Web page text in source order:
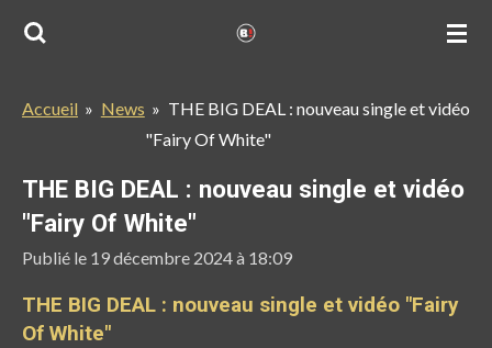
Passer
principal
Accueil » News » THE BIG DEAL : nouveau single et vidéo
"Fairy Of White"
THE BIG DEAL : nouveau single et vidéo
"Fairy Of White"
Publié le 19 décembre 2024 à 18:09
THE BIG DEAL : nouveau single et vidéo "Fairy
Of White"